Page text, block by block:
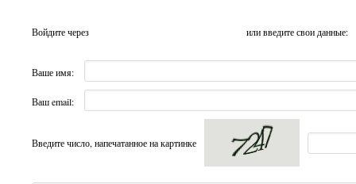
Войдите через или введите свои данные:
Ваше имя:
Ваш email:
Введите число, напечатанное на картинке